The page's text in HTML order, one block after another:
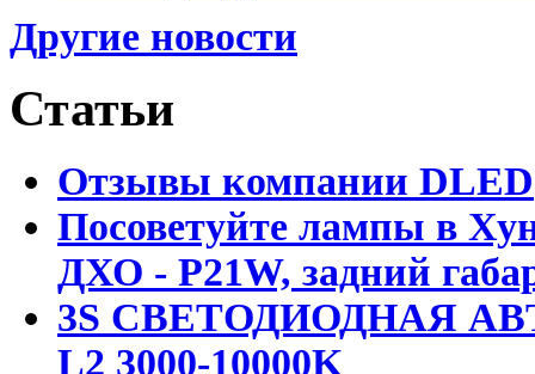
Другие новости
Статьи
Отзывы компании DLED
Посоветуйте лампы в
ДХО - P21W, задний
3S СВЕТОДИОДНАЯ
L2 3000-10000K